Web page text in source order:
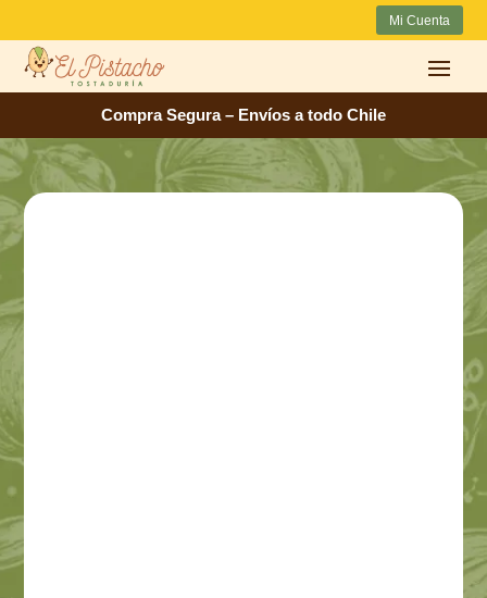
Mi Cuenta
Compra Segura – Envíos a todo Chile